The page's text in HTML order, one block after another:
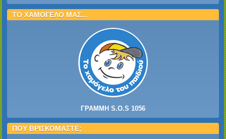
ΤΟ ΧΑΜΟΓΕΛΟ ΜΑΣ...
ΓΡΑΜΜΗ S.O.S 1056
ΠΟΥ ΒΡΙΣΚΟΜΑΣΤΕ;